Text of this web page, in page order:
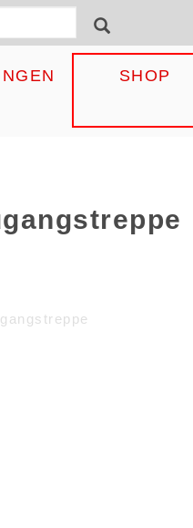
SEARCH
SHOP